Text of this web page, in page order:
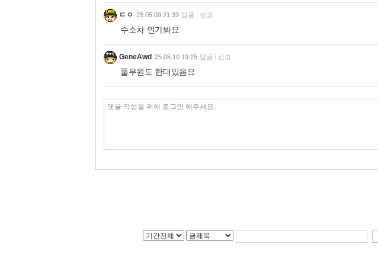
ㄷㅇ 25.05.09 21:39 답글 신고
수소차 인가봐요
GeneAwd 25.05.10 19:25 답글 신고
풀무원도 한대있음요